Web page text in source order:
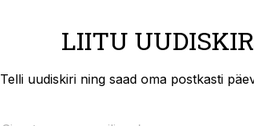
LIITU
Telli uudiskiri ning saad oma postkasti